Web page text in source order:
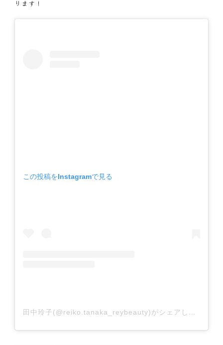
ります！
この投稿をInstagramで見る
田中玲子(@reiko.tanaka_reybeauty)がシェアした投稿